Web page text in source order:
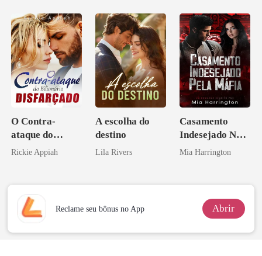
Veja-me Brilhar
O Contra-
ataque do
Bilionário
Rickie Appiah
A escolha do
destino
Lila Rivers
Casamento
Indesejado Na
Máfia
Mia Harrington
Reclame seu bônus no App Abrir